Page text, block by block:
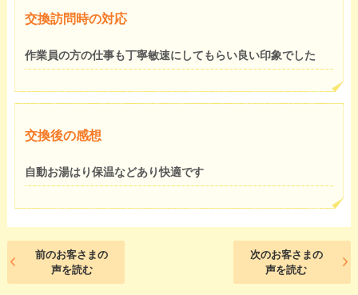
交換訪問時の対応
作業員の方の仕事も丁寧敏速にしてもらい良い印象でした
交換後の感想
自動お湯はり保温などあり快適です
前のお客さまの
声を読む
次のお客さまの
声を読む